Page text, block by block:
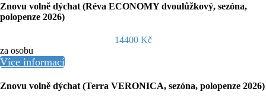
Znovu volně dýchat (Réva ECONOMY dvoulůžkový, sezóna,
polopenze 2026)
14400 Kč
za osobu
Více informací
Znovu volně dýchat (Terra VERONICA, sezóna, polopenze 2026)